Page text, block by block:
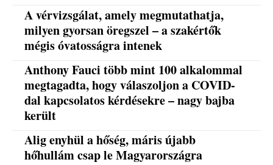
A vérvizsgálat, amely megmutathatja,
milyen gyorsan öregszel – a szakértők
mégis óvatosságra intenek
Anthony Fauci több mint 100 alkalommal
megtagadta, hogy válaszoljon a COVID-
dal kapcsolatos kérdésekre – nagy bajba
került
Alig enyhül a hőség, máris újabb
hőhullám csap le Magyarországra